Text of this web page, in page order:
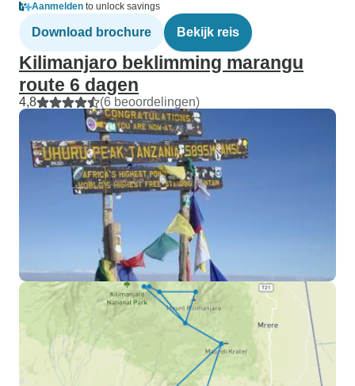
Aanmelden to unlock savings
Download brochure Bekijk reis
Kilimanjaro beklimming marangu
route 6 dagen
4,8 (6 beoordelingen)